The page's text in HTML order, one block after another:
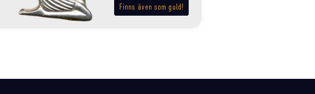
Finns även som guld!